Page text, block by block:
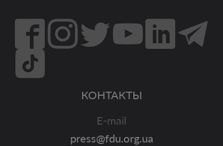
КОНТАКТЫ
E-mail
press@fdu.org.ua